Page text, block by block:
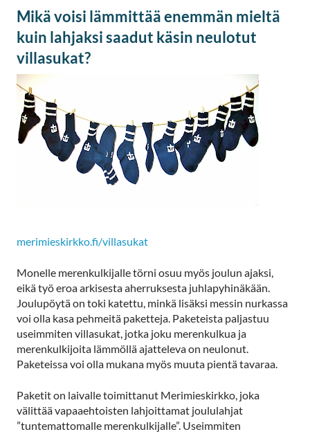
Mikä voisi lämmittää enemmän mieltä
kuin lahjaksi saadut käsin neulotut
villasukat?
merimieskirkko.fi/villasukat
Monelle merenkulkijalle törni osuu myös joulun ajaksi,
eikä työ eroa arkisesta aherruksesta juhlapyhinäkään.
Joulupöytä on toki katettu, minkä lisäksi messin nurkassa
voi olla kasa pehmeitä paketteja. Paketeista paljastuu
useimmiten villasukat, jotka joku merenkulkua ja
merenkulkijoita lämmöllä ajatteleva on neulonut.
Paketeissa voi olla mukana myös muuta pientä tavaraa.
Paketit on laivalle toimittanut Merimieskirkko, joka
välittää vapaaehtoisten lahjoittamat joululahjat
”tuntemattomalle merenkulkijalle”. Useimmiten